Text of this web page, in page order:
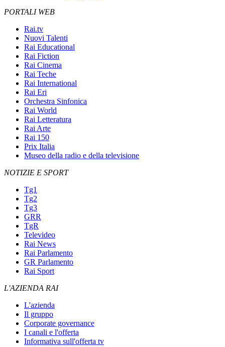
PORTALI WEB
Rai.tv
Nuovi Talenti
Rai Educational
Rai Fiction
Rai Cinema
Rai Teche
Rai International
Rai Eri
Orchestra Sinfonica
Rai World
Rai Letteratura
Rai Arte
Rai 150
Prix Italia
Museo della radio e della televisione
NOTIZIE E SPORT
Tg1
Tg2
Tg3
GRR
TgR
Televideo
Rai News
Rai Parlamento
GR Parlamento
Rai Sport
L'AZIENDA RAI
L'azienda
Il gruppo
Corporate governance
I canali e l'offerta
Informativa sull'offerta tv